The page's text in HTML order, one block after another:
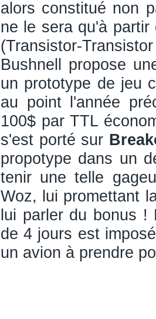
alors constitué non
ne le sera qu'à
(Transistor-
Bushnell propose
un prototype de jeu
au point l'année
100$ par TTL
s'est porté sur
propotype dans un
tenir une telle
Woz, lui promettant
lui parler du bonus
de 4 jours est
un avion à prendre